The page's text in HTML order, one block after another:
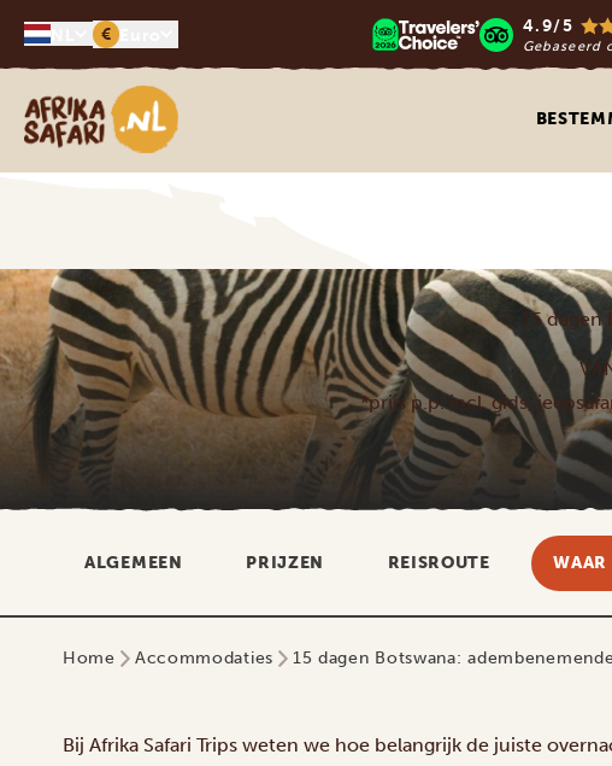
€ 4.9/5
Gebaseerd
Afrika safari
15 dagen
*prijs p.p. incl. gids,
ALGEMEEN PRIJZEN REISROUTE WAAR
Home Accommodaties 15 dagen Botswana:
Bij Afrika Safari Trips weten we hoe belangrijk de juiste